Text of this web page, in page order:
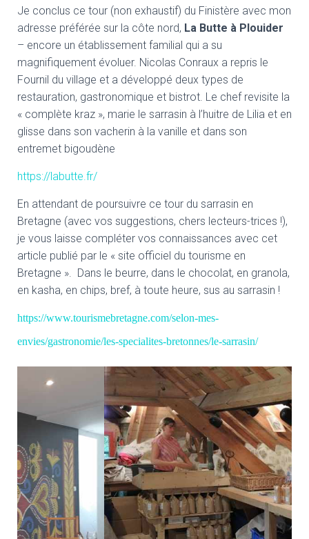
Je conclus ce tour (non exhaustif) du Finistère avec mon
adresse préférée sur la côte nord, La Butte à Plouider
– encore un établissement familial qui a su
magnifiquement évoluer. Nicolas Conraux a repris le
Fournil du village et a développé deux types de
restauration, gastronomique et bistrot. Le chef revisite la
« complète kraz », marie le sarrasin à l’huitre de Lilia et en
glisse dans son vacherin à la vanille et dans son
entremet bigoudène
https://labutte.fr/
En attendant de poursuivre ce tour du sarrasin en
Bretagne (avec vos suggestions, chers lecteurs-trices !),
je vous laisse compléter vos connaissances avec cet
article publié par le « site officiel du tourisme en
Bretagne ». Dans le beurre, dans le chocolat, en granola,
en kasha, en chips, bref, à toute heure, sus au sarrasin !
https://www.tourismebretagne.com/selon-mes-
envies/gastronomie/les-specialites-bretonnes/le-sarrasin/